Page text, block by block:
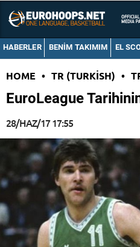
HABERLER BENIM TAKIMIM EL
HOME • TR (TURKISH) •
EuroLeague
28/HAZ/17 17:55